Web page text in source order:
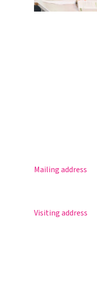
Mailing address
Visiting address